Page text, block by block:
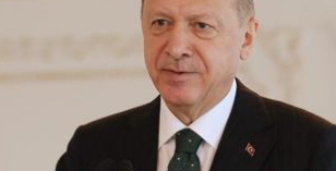
əsər və ifa qeydiyyatdan